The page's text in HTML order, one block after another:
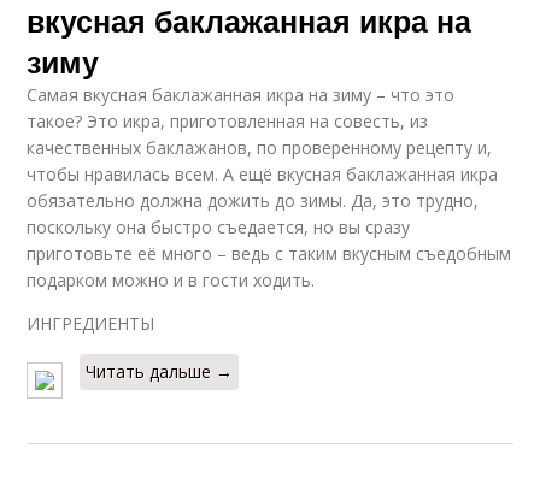
вкусная баклажанная икра на
зиму
Самая вкусная баклажанная икра на зиму – что это
такое? Это икра, приготовленная на совесть, из
качественных баклажанов, по проверенному рецепту и,
чтобы нравилась всем. А ещё вкусная баклажанная икра
обязательно должна дожить до зимы. Да, это трудно,
поскольку она быстро съедается, но вы сразу
приготовьте её много – ведь с таким вкусным съедобным
подарком можно и в гости ходить.
ИНГРЕДИЕНТЫ
Читать дальше →